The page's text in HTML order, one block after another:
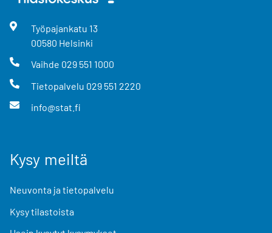
Työpajankatu 13
00580 Helsinki
Vaihde 029 551 1000
Tietopalvelu 029 551 2220
info@stat.fi
Kysy meiltä
Neuvonta ja tietopalvelu
Kysy tilastoista